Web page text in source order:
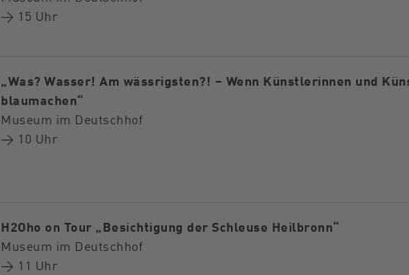
→ 15 Uhr
„Was? Wasser! Am wässrigsten?! – Wenn Künstlerinnen und
blaumachen“
Museum im Deutschhof
→ 10 Uhr
H2Oho on Tour „Besichtigung der Schleuse Heilbronn“
Museum im Deutschhof
→ 11 Uhr